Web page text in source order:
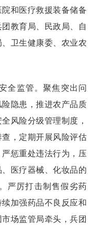
和医疗救援装备储备
教育局、民政局、自
卫生健康委、农业农
全监管。聚焦突出问
隐患，推进农产品质
风险分级管理制度，
，定期开展风险评估
惩重处违法行为，压
医疗器械、化妆品的
严厉打击制售假劣药
加强药品不良反应和
场监管局牵头，兵团